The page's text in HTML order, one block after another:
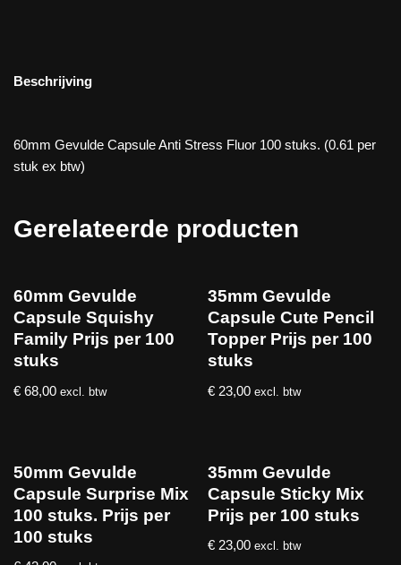
Beschrijving
60mm Gevulde Capsule Anti Stress Fluor 100 stuks. (0.61 per
stuk ex btw)
Gerelateerde producten
60mm Gevulde
Capsule Squishy
Family Prijs per 100
stuks
€ 68,00 excl. btw
35mm Gevulde
Capsule Cute Pencil
Topper Prijs per 100
stuks
€ 23,00 excl. btw
50mm Gevulde
Capsule Surprise Mix
100 stuks. Prijs per
100 stuks
35mm Gevulde
Capsule Sticky Mix
Prijs per 100 stuks
€ 23,00 excl. btw